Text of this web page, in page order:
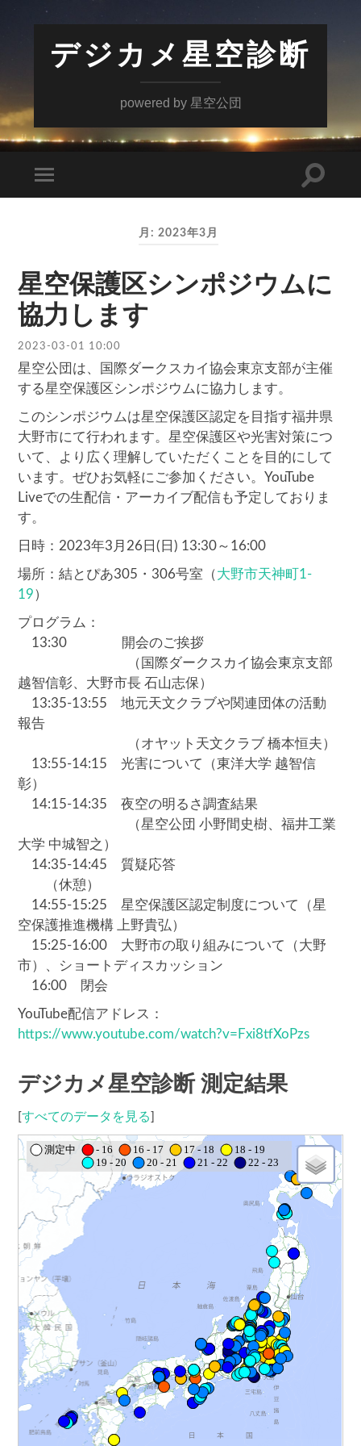
デジカメ星空診断
powered by 星空公団
バ
ー
を
切
り
替
え
検
切
り
月: 2023年3月
星空保護区シンポジウムに
協力します
2023-03-01 10:00
星空公団は、国際ダークスカイ協会東京支部が主催
する星空保護区シンポジウムに協力します。
このシンポジウムは星空保護区認定を目指す福井県
大野市にて行われます。星空保護区や光害対策につ
いて、より広く理解していただくことを目的にして
います。ぜひお気軽にご参加ください。YouTube
Liveでの生配信・アーカイブ配信も予定しておりま
す。
日時：2023年3月26日(日) 13:30～16:00
場所：結とぴあ305・306号室（ 大野市天神町1-
19 ）
プログラム：
13:30 開会のご挨拶
（国際ダークスカイ協会東京支部
越智信彰、大野市長 石山志保）
13:35-13:55 地元天文クラブや関連団体の活動
報告
（オヤット天文クラブ 橋本恒夫）
13:55-14:15 光害について（東洋大学 越智信
彰）
14:15-14:35 夜空の明るさ調査結果
（星空公団 小野間史樹、福井工業
大学 中城智之）
14:35-14:45 質疑応答
（休憩）
14:55-15:25 星空保護区認定制度について（星
空保護推進機構 上野貴弘）
15:25-16:00 大野市の取り組みについて（大野
市）、ショートディスカッション
16:00 閉会
YouTube配信アドレス：
https://www.youtube.com/watch?v=Fxi8tfXoPzs
デジカメ星空診断 測定結果
[すべてのデータを見る]